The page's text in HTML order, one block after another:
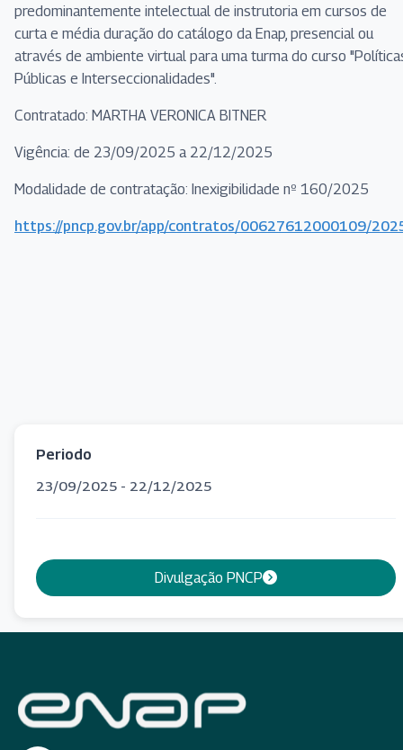
predominantemente intelectual de instrutoria em cursos de
curta e média duração do catálogo da Enap, presencial ou
através de ambiente virtual para uma turma do curso
Públicas e Interseccionalidades".
Contratado: MARTHA VERONICA BITNER
Vigência: de 23/09/2025 a 22/12/2025
Modalidade de contratação: Inexigibilidade nº 160/2025
https://pncp.gov.br/app/contratos/00627612000109/
Periodo
23/09/2025 - 22/12/2025
Divulgação PNCP